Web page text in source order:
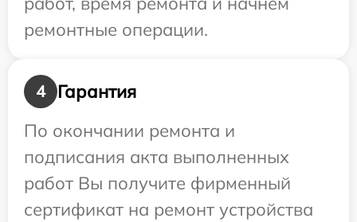
ремонтные операции.
4
Гарантия
По окончании ремонта и
подписания акта выполненных
работ Вы получите фирменный
сертификат на ремонт устройства